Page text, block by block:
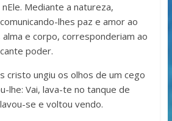
Mediante a natureza,
lhes paz e amor ao
e corpo, corresponderiam ao
poder.
cristo ungiu os olhos de um cego
lhe: Vai, lava-te no tanque de
se e voltou vendo.